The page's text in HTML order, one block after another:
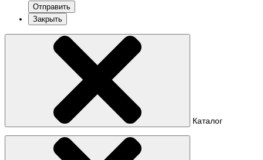
Отправить
Закрыть
Каталог